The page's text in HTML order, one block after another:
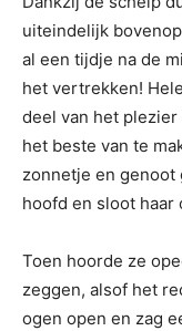
uiteindelijk
al een tijdje na de
het vertrekken!
deel van het
het beste van te
zonnetje en genoot
hoofd en sloot haar
Toen hoorde ze
zeggen, alsof het
ogen open en zag